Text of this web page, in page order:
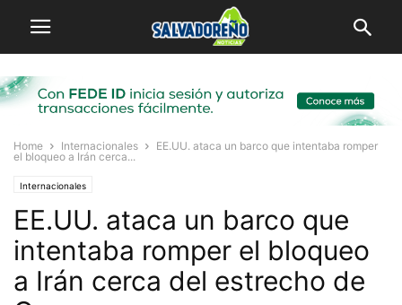
Home Internacionales
EE.UU. ataca un barco que intentaba romper
el bloqueo a Irán cerca...
Internacionales
EE.UU. ataca un barco que
intentaba romper el bloqueo
a Irán cerca del estrecho de